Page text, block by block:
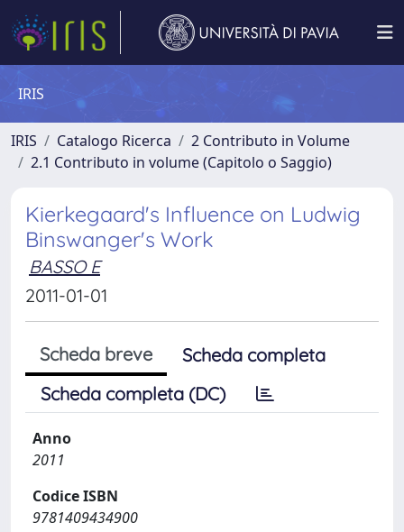
IRIS
IRIS Catalogo Ricerca
2 Contributo in Volume
2.1 Contributo in volume (Capitolo o Saggio)
Kierkegaard's Influence on Ludwig
Binswanger's Work
BASSO E
2011-01-01
Scheda breve
Scheda completa
Scheda completa (DC)
Anno
2011
Codice ISBN
9781409434900